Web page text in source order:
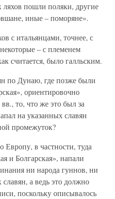
ляхов пошли поляки, другие
иные – поморяне».
с итальянцами, точнее, с
– с племенем
считается, было галльским.
по Дунаю, где позже были
ориентировочно
то, что же это был за
на указанных славян
промежуток?
в частности, туда
и Болгарская», напали
ни народа гуннов, ни
а ведь это должно
поскольку описывалось